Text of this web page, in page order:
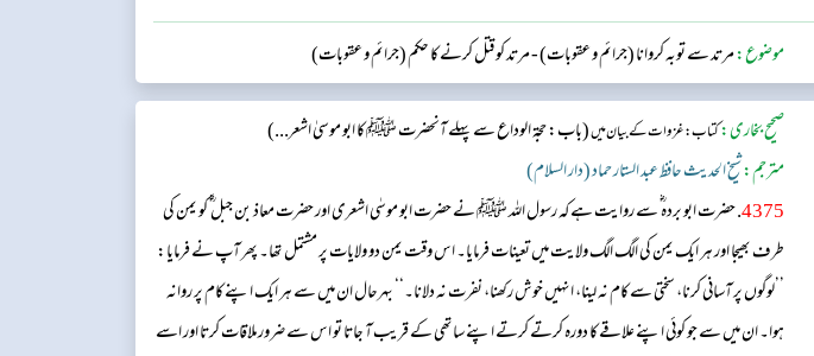
موضوع:مرتد سے توبہ کروانا (جرائم و عقوبات)-مرتد کو قتل کرنے کا حکم (جرائم و عقوبات)
صحیح بخاری:کتاب: غزوات کے بیان میں(باب: حجۃ الوداع سے پہلے آنحضرت ﷺ کا ابو موسیٰ اشعر...)
مترجم:شیخ الحدیث حافظ عبد الستار حماد (دار السلام)
4375. حضرت ابو بردہ ؓ سے روایت ہے کہ رسول اللہ ﷺ نے حضرت ابو موسٰی اشعری اور حضرت معاذ بن جبل ؓ کو یمن کی
طرف بھیجا اور ہر ایک یمن کی الگ الگ ولایت میں تعینات فرمایا۔ اس وقت یمن دو ولایات پر مشتمل تھا۔ پھر آپ نے فرمایا:
’’لوگوں پر آسانی کرنا، سختی سے کام نہ لینا، انہیں خوش رکھنا، نفرت نہ دلانا۔‘‘ بہرحال ان میں سے ہر ایک اپنے کام پر روانہ
ہوا۔ ان میں سے جو کوئی اپنے علاقے کا دورہ کرتے کرتے اپنے ساتھی کے قریب آ جاتا تو اس سے ضرور ملاقات کرتا اور اسے